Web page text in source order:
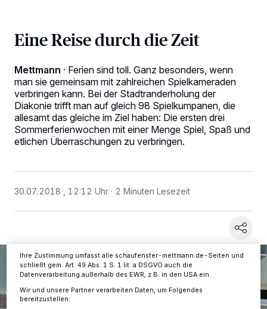
Eine Reise durch die Zeit
Mettmann · Ferien sind toll. Ganz besonders, wenn
man sie gemeinsam mit zahlreichen Spielkameraden
verbringen kann. Bei der Stadtranderholung der
Diakonie trifft man auf gleich 98 Spielkumpanen, die
allesamt das gleiche im Ziel haben: Die ersten drei
Sommerferienwochen mit einer Menge Spiel, Spaß und
etlichen Überraschungen zu verbringen.
30.07.2018 , 12:12 Uhr 2 Minuten Lesezeit
Wir und unsere
-Partner speichern und greifen auf
personenbezogene Daten wie Browserdaten oder eindeutige
verarbeiten Daten, um Ihnen Dienste bereitzustellen“ aufgeführten
Anzeigen möglicherweise nicht mehr so relevant für Sie. Sie können
ändern oder Ihre Einwilligung zu widerrufen, indem Sie auf den Link
Ihre Zustimmung umfasst alle schaufenster-mettmann.de-Seiten und
schließt gem. Art. 49 Abs. 1 S. 1 lit. a DSGVO auch die
Datenverarbeitung außerhalb des EWR, z.B. in den USA ein.
Wir und unsere Partner verarbeiten Daten, um Folgendes
bereitzustellen: